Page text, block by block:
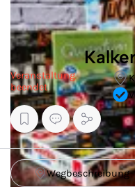
Veranstaltung
beendet
Wegbeschreibung